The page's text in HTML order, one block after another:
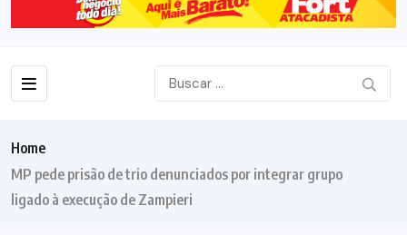
Home
MP pede prisão de trio denunciados por integrar grupo
ligado à execução de Zampieri